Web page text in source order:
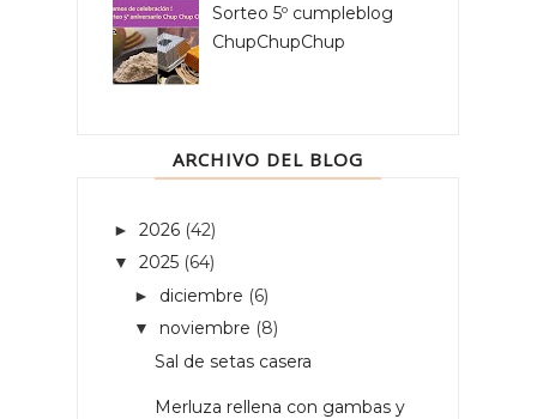
Sorteo 5º cumpleblog
ChupChupChup
ARCHIVO DEL BLOG
► 2026 (42)
▼ 2025 (64)
► diciembre (6)
▼ noviembre (8)
Sal de setas casera
Merluza rellena con gambas y